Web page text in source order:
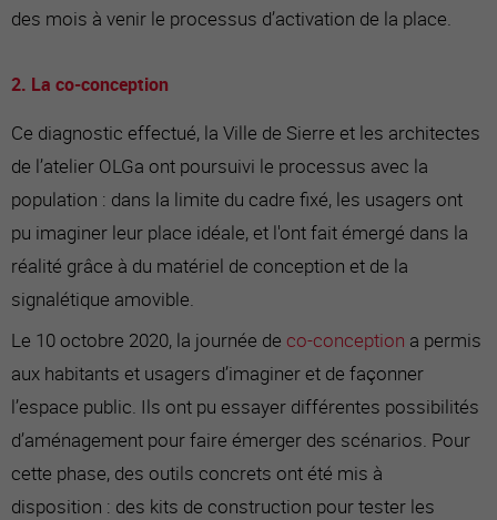
des mois à venir le processus d’activation de la place.
2. La co-conception
Ce diagnostic effectué, la Ville de Sierre et les architectes
de l’atelier OLGa ont poursuivi le processus avec la
population : dans la limite du cadre fixé, les usagers ont
pu imaginer leur place idéale, et l'ont fait émergé dans la
réalité grâce à du matériel de conception et de la
signalétique amovible.
Le 10 octobre 2020, la journée de co-conception a permis
aux habitants et usagers d’imaginer et de façonner
l’espace public. Ils ont pu essayer différentes possibilités
d’aménagement pour faire émerger des scénarios. Pour
cette phase, des outils concrets ont été mis à
disposition : des kits de construction pour tester les